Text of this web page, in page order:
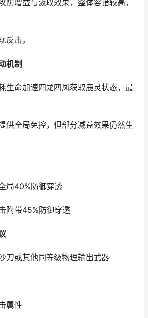
防增益与汲取效果，整体容错较高，
反击。
机制
生命加速四龙四凤获取鹿灵状态，最
供全局免控，但部分减益效果仍然生
局40%防御穿透
附带45%防御穿透
刀或其他同等级物理输出武器
属性